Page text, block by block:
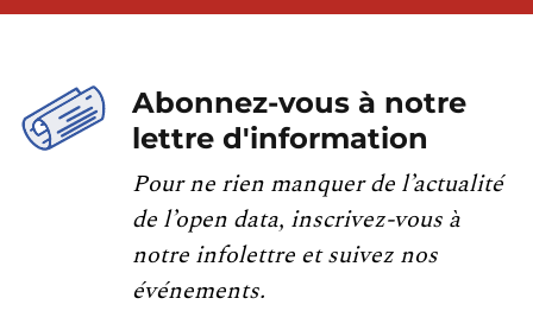
Abonnez-vous à notre
lettre d'information
Pour ne rien manquer de l’actualité
de l’open data, inscrivez-vous à
notre infolettre et suivez nos
événements.